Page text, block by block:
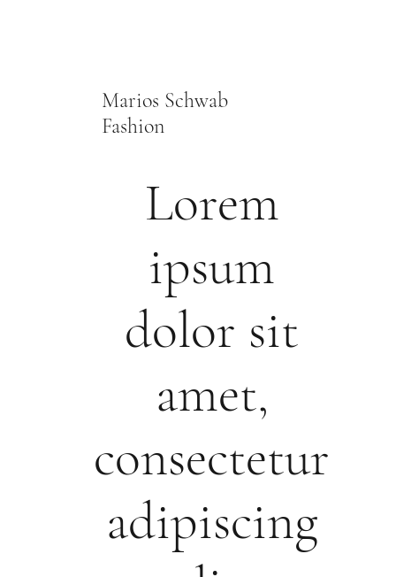
Lorem
ipsum
dolor sit
amet,
consectetur
adipiscing
Marios Schwab
Fashion